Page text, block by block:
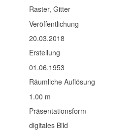
Raster, Gitter
Veröffentlichung
20.03.2018
Erstellung
01.06.1953
Räumliche Auflösung
1.00 m
Präsentationsform
digitales Bild